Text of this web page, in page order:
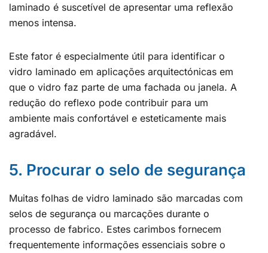
laminado é suscetível de apresentar uma reflexão
menos intensa.
Este fator é especialmente útil para identificar o
vidro laminado em aplicações arquitectónicas em
que o vidro faz parte de uma fachada ou janela. A
redução do reflexo pode contribuir para um
ambiente mais confortável e esteticamente mais
agradável.
5. Procurar o selo de segurança
Muitas folhas de vidro laminado são marcadas com
selos de segurança ou marcações durante o
processo de fabrico. Estes carimbos fornecem
frequentemente informações essenciais sobre o